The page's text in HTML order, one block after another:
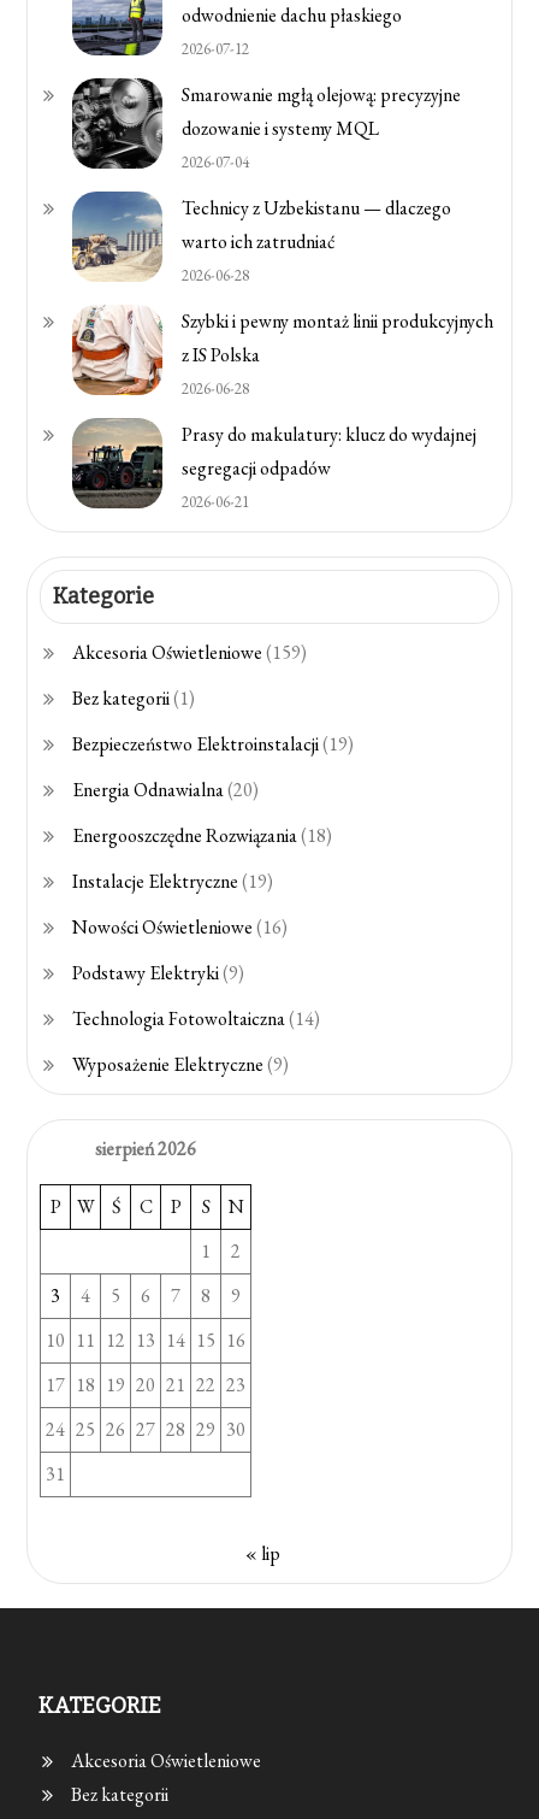
odwodnienie dachu płaskiego
2026-07-12
Smarowanie mgłą olejową: precyzyjne
dozowanie i systemy MQL
2026-07-04
Technicy z Uzbekistanu — dlaczego
warto ich zatrudniać
2026-06-28
Szybki i pewny montaż linii produkcyjnych
z IS Polska
2026-06-28
Prasy do makulatury: klucz do wydajnej
segregacji odpadów
2026-06-21
Kategorie
Akcesoria Oświetleniowe(159)
Bez kategorii(1)
Bezpieczeństwo Elektroinstalacji(19)
Energia Odnawialna(20)
Energooszczędne Rozwiązania(18)
Instalacje Elektryczne(19)
Nowości Oświetleniowe(16)
Podstawy Elektryki(9)
Technologia Fotowoltaiczna(14)
Wyposażenie Elektryczne(9)
sierpień 2026
P W Ś C P S
N
1
2
3
4 5 6 7 8
9
10 11 12 13 14 15 16
17 18 19 20 21 22 23
24 25 26 27 28 29 30
31
« lip
KATEGORIE
Akcesoria Oświetleniowe
Bez kategorii